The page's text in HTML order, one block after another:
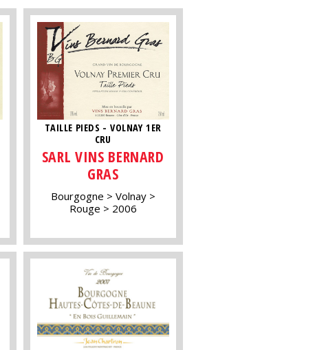
TAILLE PIEDS - VOLNAY 1ER
CRU
SARL VINS BERNARD
GRAS
Bourgogne
Volnay
Rouge
2006